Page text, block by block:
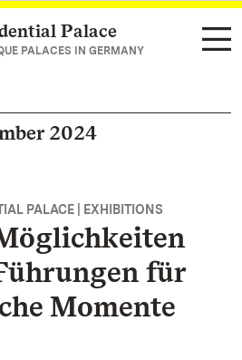
Palace
PALACES IN GERMANY
2024
PALACE | EXHIBITIONS
für
Momente